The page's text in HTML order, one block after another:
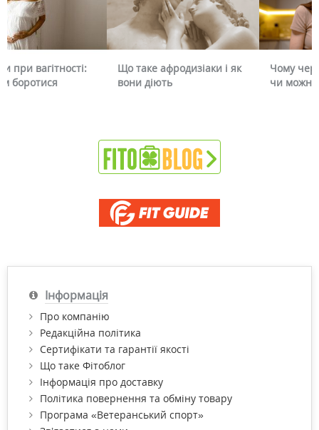
Що таке афродизіаки і як
вони діють
Чому червоніє обличчя і
чи можна це прибрати
Інформація
Про компанію
Редакційна політика
Сертифікати та гарантії якості
Що таке Фітоблог
Інформація про доставку
Політика повернення та обміну товару
Програма «Ветеранський спорт»